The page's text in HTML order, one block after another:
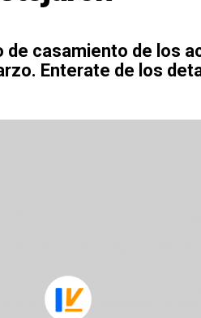
casamiento de los
Enterate de los